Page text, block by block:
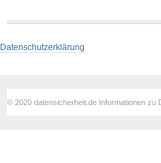
Datenschutzerklärung
© 2020 datensicherheit.de Informationen